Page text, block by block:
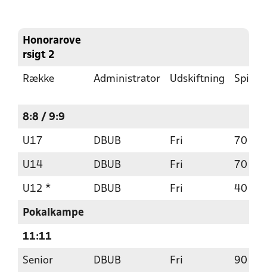
Honorarove
rsigt 2
Række Administrator Udskiftning
8:8 / 9:9
U17 DBUB Fri 70
U14 DBUB Fri 70
U12 * DBUB Fri 40
Pokalkampe
11:11
Senior DBUB Fri 90